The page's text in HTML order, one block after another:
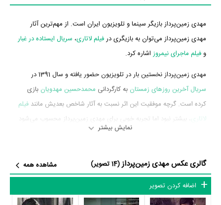
مهدی زمین‌پرداز بازیگر سینما و تلویزیون ایران است. از مهم‌ترین آثار
مهدی زمین‌پرداز می‌توان به بازیگری درفیلم لاتاری، سریال ایستاده در غبار
وفیلم ماجرای نیمروز اشاره کرد.
مهدی زمین‌پرداز نخستین بار در تلویزیون حضور یافته و سال 1391 در
سریال آخرین روزهای زمستان به کارگردانی محمدحسین مهدویان بازی
کرده است. گرچه موفقیت این اثر نسبت به آثار شاخص بعدیش مانند فیلم
لاتاری
، بیشتر نبود اما تجربه خوبی برای مهدی زمین‌پرداز محسوب می‌شود
و همکاری با هنرمندانی همچون حامد پورمحمدی
مهدی زمین‌پرداز در سال 1396 دوره‌ی پرتلاشی را در عرصه سینما و
تلویزیون گذراند و در آثار مهمی بازی کرده است. او در این سال با بازی در
2 فیلم و سریال مهم سینما و تلویزیون خود را به مردم معرفی کرد. آثار مهم
نمایش بیشتر
گالری عکس مهدی زمین‌پرداز(14 تصویر)
مشاهده همه
اضافه کردن تصویر